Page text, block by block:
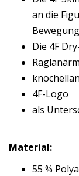
an die
Bewegung
Die 4F
4F-Logo
als
Material:
55 %